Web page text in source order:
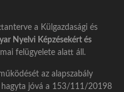
a Külgazdasági és
Nyelvi Képzésekért és
felügyelete alatt áll.
az alapszabály
hagyta jóvá a 153/111/20198